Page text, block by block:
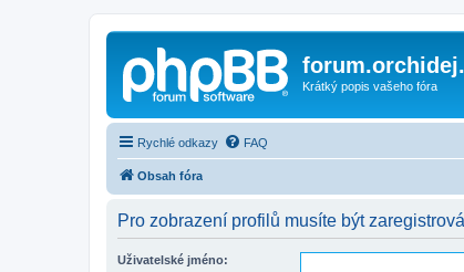
Krátký popis vašeho fóra
Rychlé odkazy FAQ
Obsah fóra
Pro zobrazení profilů musíte být
Uživatelské jméno: